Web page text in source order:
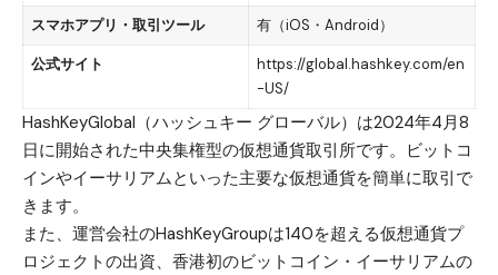
スマホアプリ・取引ツール 有（iOS ・ Android）
公式サイト
https://global.hashkey.com/en
-US/
HashKeyGlobal（ハッシュキー グローバル）は2024年4月8
日に開始された中央集権型の仮想通貨取引所です。ビットコ
インやイーサリアムといった主要な仮想通貨を簡単に取引で
きます。
また、運営会社のHashKeyGroupは140を超える仮想通貨プ
ロジェクトの出資、香港初のビットコイン・イーサリアムの